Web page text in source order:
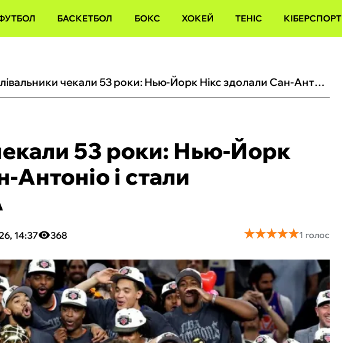
БАСКЕТБОЛ БОКС ХОКЕЙ ТЕНІС КІБЕРСПОРТ
Вболівальники чекали 53 роки: Нью-Йорк Нікс здолали Сан-Антоніо і стали чемпіонами НБА
53 роки: Нью-Йорк
Антоніо і стали
14:37 368 ★★★★★
★★★★★1 голос